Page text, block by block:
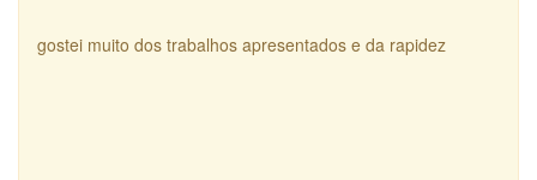
gostei muito dos trabalhos apresentados e da rapidez